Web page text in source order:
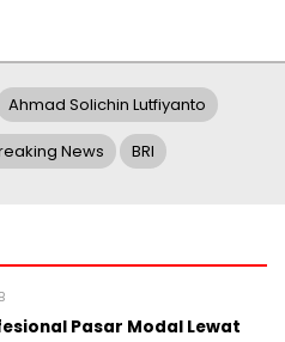
Ahmad Solichin Lutfiyanto
News BRI
Pasar Modal Lewat